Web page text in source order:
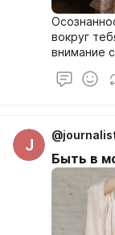
вокруг
внимание
сейчас,
вас
J
Быть в